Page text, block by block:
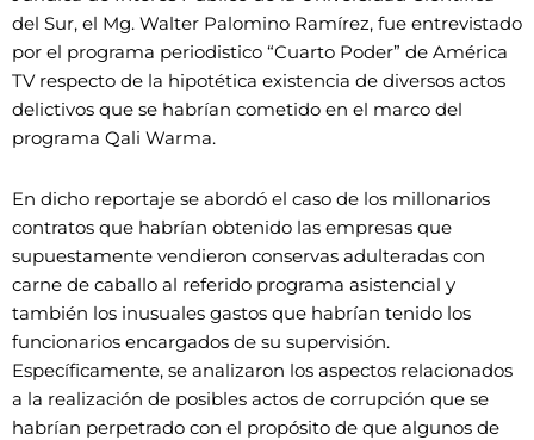
del Sur, el Mg. Walter Palomino Ramírez, fue entrevistado
por el programa periodistico “Cuarto Poder” de América
TV respecto de la hipotética existencia de diversos actos
delictivos que se habrían cometido en el marco del
programa Qali Warma.
En dicho reportaje se abordó el caso de los millonarios
contratos que habrían obtenido las empresas que
supuestamente vendieron conservas adulteradas con
carne de caballo al referido programa asistencial y
también los inusuales gastos que habrían tenido los
funcionarios encargados de su supervisión.
Específicamente, se analizaron los aspectos relacionados
a la realización de posibles actos de corrupción que se
habrían perpetrado con el propósito de que algunos de